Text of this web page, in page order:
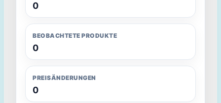
0
BEOBACHTETE PRODUKTE
0
PREISÄNDERUNGEN
0